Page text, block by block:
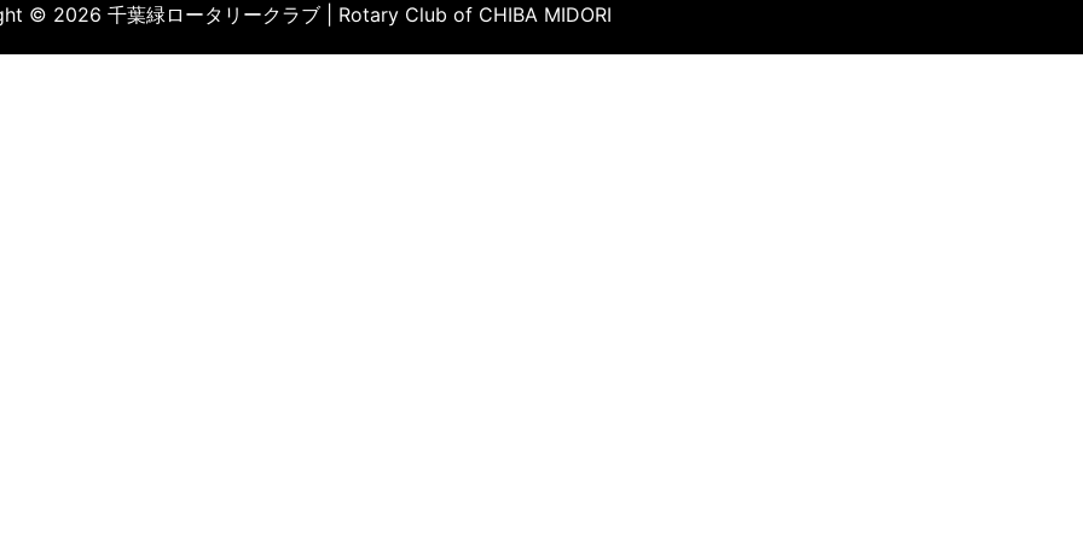
© 2026 千葉緑ロータリークラブ | Rotary Club of CHIBA MIDORI